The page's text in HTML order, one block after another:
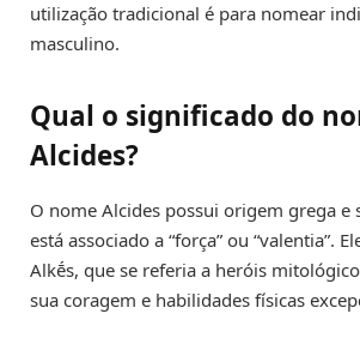
utilização tradicional é para nomear
masculino.
Qual o significado do
Alcides?
O nome Alcides possui origem grega e
está associado a “força” ou “valentia”.
Alkḗs, que se referia a heróis
sua coragem e habilidades físicas